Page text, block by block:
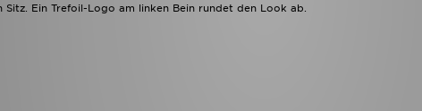
Ein Trefoil-Logo am linken Bein rundet den Look ab.